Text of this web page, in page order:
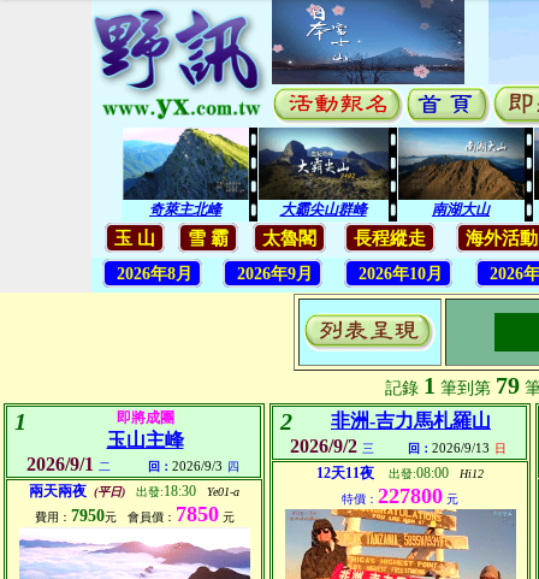
奇萊主北峰 大霸尖山群峰 南湖大山
玉 山 雪 霸 太魯閣 長程縱走 海外活
2026年8月 2026年9月 2026年10月 2026
記錄 1 筆到第 79
1 即將成團
玉山主峰
2026/9/1
二 回： 2026/9/3 四
兩天兩夜 (平日) 出發:18:30
Ye01-a
費用： 7950元 會員價： 7850元
2
非洲-吉力馬札羅山
2026/9/2 三 回： 2026/9/13 日
12天11夜 出發:08:00
Hi12
特價： 227800 元